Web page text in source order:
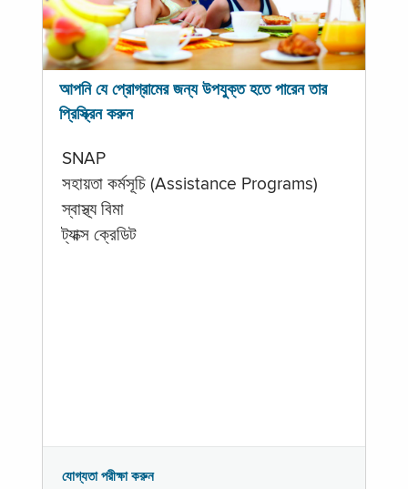
আপনি যে প্রোগ্রামের জন্য উপযুক্ত হতে পারেন তার
প্রিস্ক্রিন করুন
SNAP
সহায়তা কর্মসূচি (Assistance Programs)
স্বাস্থ্য বিমা
ট্যাক্স ক্রেডিট
যোগ্যতা পরীক্ষা করুন